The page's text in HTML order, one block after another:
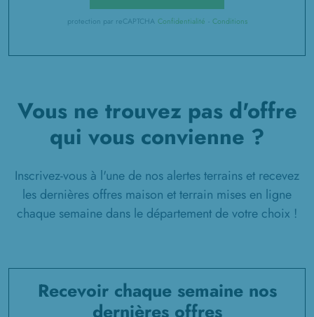
protection par reCAPTCHA Confidentialité - Conditions
Vous ne trouvez pas d'offre
qui vous convienne ?
Inscrivez-vous à l'une de nos alertes terrains et recevez
les dernières offres maison et terrain mises en ligne
chaque semaine dans le département de votre choix !
Recevoir chaque semaine nos
dernières offres